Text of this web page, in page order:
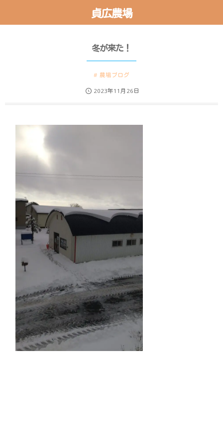
貞広農場
冬が来た！
農場ブログ
2023年11月26日